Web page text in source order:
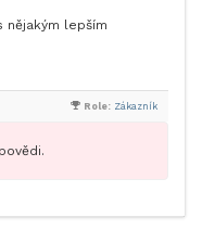
lepším
Role: Zákazník